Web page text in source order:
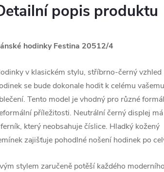
popis produktu
hodinky Festina 20512/4
v klasickém stylu, stříbrno-černý vzhled
se bude dokonale hodit k celému vašemu
Tento model je vhodný pro různé
příležitosti. Neutrální černý displej má
který neobsahuje číslice. Hladký kožený
zajišťuje pohodlné nošení hodinek po
stylem zaručeně potěší každého moderního